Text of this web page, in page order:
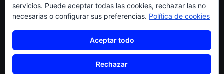
pardellas
servicios. Puede aceptar todas las cookies, rechazar las no
necesarias o configurar sus preferencias. Política de cookies
Aceptar todo
Rechazar